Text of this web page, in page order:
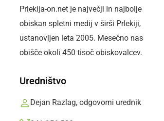
SOBOTA, 8. AVGUST 2026 Sledite nam:
Prlekija-on.net je največji in najbolje
obiskan spletni medij v širši Prlekiji,
ustanovljen leta 2005. Mesečno nas
obišče okoli 450 tisoč obiskovalcev.
Uredništvo
Dejan Razlag, odgovorni urednik
Naslovnica SlovenijaSlovenija